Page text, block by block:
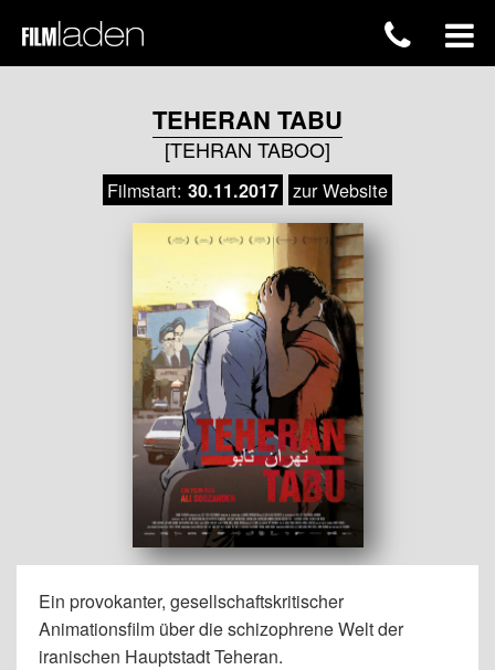
TEHERAN TABU
[TEHRAN TABOO]
Filmstart: 30.11.2017 zur Website
Ein provokanter, gesellschaftskritischer
Animationsfilm über die schizophrene Welt der
iranischen Hauptstadt Teheran.